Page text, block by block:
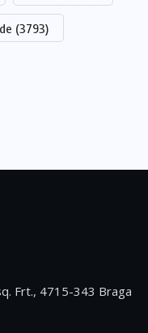
(3793)
Frt., 4715-343 Braga